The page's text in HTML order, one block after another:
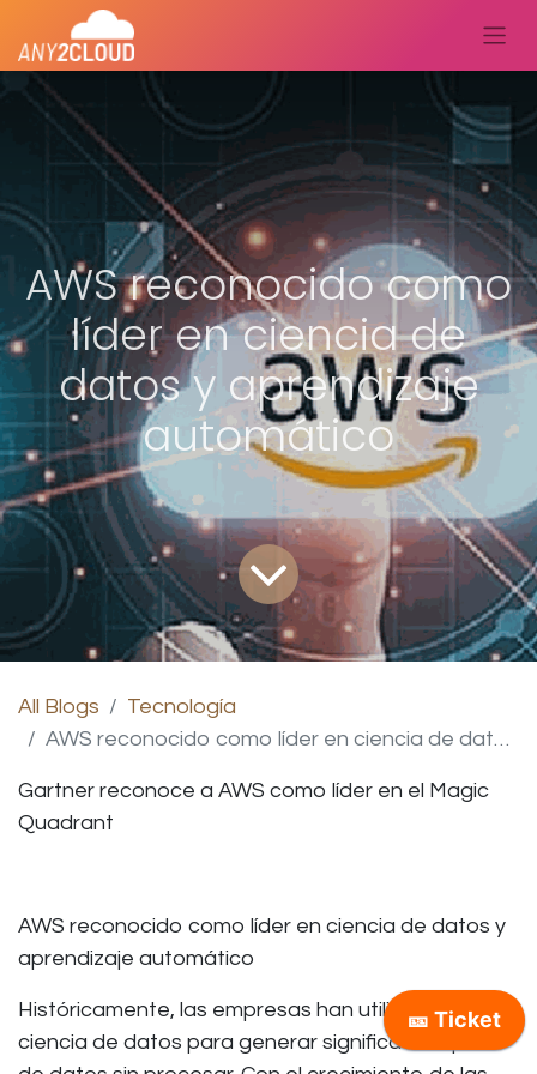
AWS reconocido como
líder en ciencia de
datos y aprendizaje
automático
All Blogs
Tecnología
AWS reconocido como líder en ciencia de datos y aprendizaje automático
Gartner reconoce a AWS como líder en el Magic
Quadrant
AWS reconocido como líder en ciencia de datos y
aprendizaje automático
Históricamente, las empresas han utilizado la
ciencia de datos para generar significado a partir